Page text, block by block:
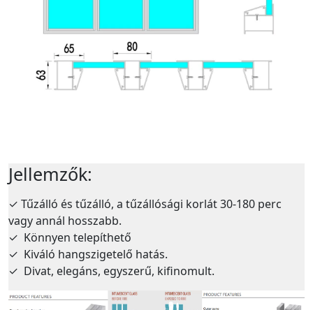
Jellemzők:
✓ Tűzálló és tűzálló, a tűzállósági korlát 30-180 perc
vagy annál hosszabb.
✓ Könnyen telepíthető
✓ Kiváló hangszigetelő hatás.
✓ Divat, elegáns, egyszerű, kifinomult.